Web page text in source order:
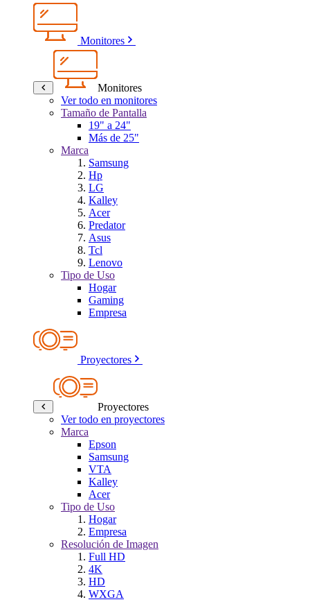
Monitores
Monitores
Ver todo en monitores
Tamaño de Pantalla
19" a 24"
Más de 25"
Marca
Samsung
Hp
LG
Kalley
Acer
Predator
Asus
Tcl
Lenovo
Tipo de Uso
Hogar
Gaming
Empresa
Proyectores
Proyectores
Ver todo en proyectores
Marca
Epson
Samsung
VTA
Kalley
Acer
Tipo de Uso
Hogar
Empresa
Resolución de Imagen
Full HD
4K
HD
WXGA